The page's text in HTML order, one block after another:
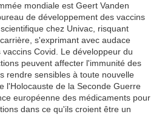
mondiale est Geert Vanden
de développement des vaccins
chez Univac, risquant
s'exprimant avec audace
Covid. Le développeur du
peuvent affecter l'immunité des
rendre sensibles à toute nouvelle
l'Holocauste de la Seconde Guerre
européenne des médicaments pour
dans ce qu'ils croient être un